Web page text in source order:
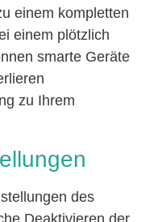
einem kompletten
einem plötzlich
smarte Geräte
zu Ihrem
des